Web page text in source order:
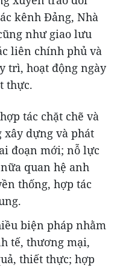
kênh Đảng, Nhà
như giao lưu
liên chính phủ và
trì, hoạt động ngày
thực.
tác chặt chẽ và
dựng và phát
đoạn mới; nỗ lực
quan hệ anh
thống, hợp tác
biện pháp nhằm
tế, thương mại,
thiết thực; hợp